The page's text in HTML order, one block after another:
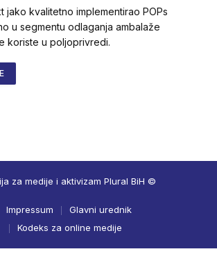
jako kvalitetno implementirao POPs
u segmentu odlaganja ambalaže
koriste u poljoprivredi.
za medije i aktivizam Plural BiH ©
Impressum
Glavni urednik
Kodeks za online medije